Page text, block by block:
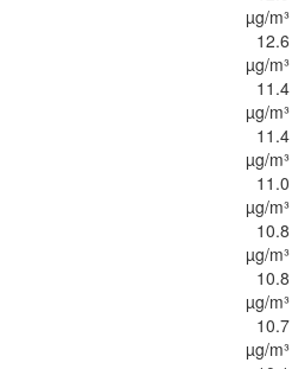
µg/m³
12.6
µg/m³
11.4
µg/m³
11.4
µg/m³
11.0
µg/m³
10.8
µg/m³
10.8
µg/m³
10.7
µg/m³